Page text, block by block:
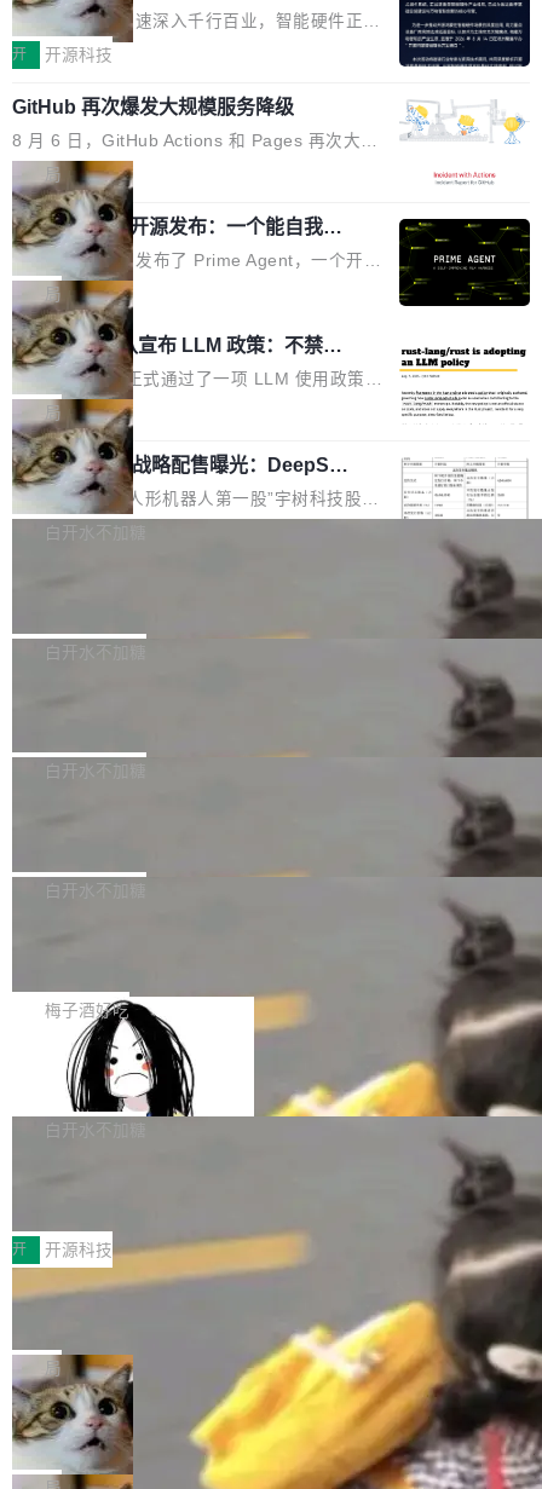
度,案例厚度、全域覆盖、多线协同...
看起来最令人兴奋的论文，那它们大部分都是过
度宣传的。」 这才是真正的痛点。不是所有论文
都有问题，是最吸引眼球的那批论文最有问题。
他引用的帖子来自 Mathew Shen，一位 ICLR 2
026 的读者：「看了篇 ...
工作过。近日他在 X 上发了一条帖子，列出了他
认为现代 AI 领域最重要的三个开源项目。 第一
理由很具体。FA 系列不需要解释，但 FA2 是他
认为最重要的一个——复杂度恰到好处，刚好能
驱动你去学 CuTe，但还没被那些"邪恶的" Hopp
er++ 优化所淹没，足够容易修改和适配。 更关
键的是 FA2 的持久性...
硬件开发者日杭州站即将举行
随着万物智联加速深入千行百业，智能硬件正从
单点设备迈向智能化、网联化、协同化发展。作
鸿蒙通过统一技术底座和分布式能力，为不同类
型智能设备的开发、连接与互联提供关键支撑，
也为产业链企业探索产品创新与商业增长打开新
的空间。 8月14日，开源鸿蒙智能硬件开发者日
（OHDD：OpenHarmony Hardware Develope
r Day）将在杭州启航。活动面向智能硬件产业
链企业和开发者，邀请行业专家与资深技术顾
问，围绕开源鸿蒙技术能力、设备适配、芯片适
配、功耗与稳定性调优、兼容性测评及统一互联
等内容展开系统讲解和实战交流，帮助企业进一
步了解开源鸿蒙在智能...
开 开源科技
GitHub 再次爆发大规模服务降级
8 月 6 日，GitHub Actions 和 Pages 再次大规
模服务降级，Actions 完全不可用超过 5 小时，
webhook 停发，连自托管 runner 也因调度层故
障无法工作。Pages、Copilot code review、C
opilot coding agent 全部受影响。从检测到完全
恢复，大约 12 小时。 这是 2026 年 8 月的第六
起事故，其中四起与 AI/Copilot 服务相关。 Git
Hub 员工 kdaigle 在 HN 讨论中贴出了一组数
据：2025 年全年 10 亿次 commit。现在，每周
2.75 亿次，全年预计 140 亿次。GitHub...
局
Prime Agent 开源发布：一个能自我改
进的编程 Agent，ARC-AGI 3 超越人类
专家基线
Prime Intellect 发布了 Prime Agent，一个开源
的编程 Agent Harness，核心设计围绕两个抽
象：Recursive Language Model（RLM）和 C
ontinual Harness。在 ARC-AGI 3 基准测试
上，Prime Agent + Opus 5 的组合达到了 95.
5% RHAE Best@1，超过了 ARC 报告的人类专
家基线 95.4%。 不是又一个 coding agent 包装
器 Prime Agent 的架构和市面上大多数 coding
agent 有本质区别。大多数 agent harness 的设
计是基于早期模型的能力—...
局
Rust 项目团队宣布 LLM 政策：不禁
止，但你要承认哪些代码不是你写的
Rust 语言项目正式通过了一项 LLM 使用政策，
覆盖 rust-lang/rust 单一仓库的代码贡献。这不
是项目级别的官方立场，目前由五个团队采纳，
但它可能是主流开源项目中关于 AI 辅助贡献最
细致的一份规则。 政策的核心只有一句话：LLM
可以用来分析、提炼、审阅、建议，但不能用来
不得生成涉及安全性的关键变更，除非作者本身
局
宇树科技 IPO 战略配售曝光：DeepSe
ek 获配 93.3 万股，锁定 36 个月
8月6日晚间，“人形机器人第一股”宇树科技股份
有限公司披露IPO发行价格及战略配售结果，杭
36个月。 公告显示，本次宇树科技战略配售对
员工参与设立的专项资产管理计划。其中，Dee
获配9...
白开水不加糖
Bug fixes and enhancements 修复多次传递同
一个回归问题，该问题导致拉取镜像时会拒绝包
题，该问题可能导致在旧版 Linux 内核...
白开水不加糖
e 孵化器项目管理委员会（IPMC）投票中获得
P）！这一里程碑不仅标志着 Fluss 迈入新的发
白开水不加糖
长期停止内容更新，未能实现其作为“AI版维基百
提交的编辑请求也长期处于待处理状态。 Groki
pedia 于去年底上线，定位为由人工智能生成内
容的百科平台，被马斯克视为传统众包百科网站
维基百科的替代方案。Lawfare 调查发现，无论
热门页面还是低关注度页面，均未出现近期更
白开水不加糖
是这样的：配 MessageSource 的 Bean、写 R
eloadableResourceBundleMessageSource、
声明 LocaleResolver、注册 LocaleChangeInt
erceptor…五六步之后才能看到第一行翻译文
本。 Solon 换了个方式。整个 i18n 模块围绕三
梅子酒好吃
Apache Doris 4.1 全面增强 Iceberg：
支持 UPDATE、MERGE INTO 与 Iceb
erg V3
Apache Doris 4.1 要补齐的，正是缺失的那一
半。在已有查询能力的基础上，Doris 进一步支
常维护操作，并完整支持 Iceberg V3 格式。
白开水不加糖
村国家自主创新示范区会议中心开幕。本届大会
由中关村智联软件服务业质量创新联盟主办，以
“智构可信·质创未来——AI原生时代的质量新范
式”为主题，直面AI从实验室走向规模化产业落地
的核心质量命题。会上，《2026智能研发生产力
工具选型手册》发布，Testin云测的Testin XAge
nt智能测试系统入选AI测试领域代表产品。对CI
O而言，这提示了一个转变：AI测试正在从效率
工具升级为企业的质量基础设施。 CIO面对的新
开 开源科技
让非法状态不可表示：一篇关于 ADT
有一种东西，一旦用过就回不去了。Alex Fedos
eev 管它叫"软件设计的基石"。 他说的东西不新
鲜——代数数据类型（ADT），尤其是和类型
（sum type）。但他说清楚了一件事：这不是类
型系统的学术体操，是日常编码的思维方式。 文
章从一个简单的例子切入。一个网站的深色主题
局
Cloudflare 开源内部企业 AI 平台 Clou
dflare OS
Cloudflare 发布了一个开源项目 Cloudflare O
S。如果你只看官方博客，你会觉得这是又一